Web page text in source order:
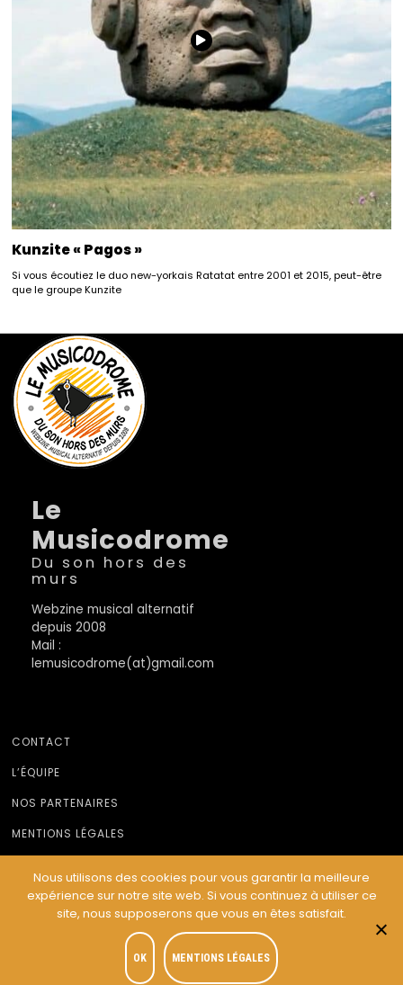
Kunzite « Pagos »
Si vous écoutiez le duo new-yorkais Ratatat entre 2001 et 2015, peut-être
que le groupe Kunzite
Le
Musicodrome
Du son hors des
murs
Webzine musical alternatif
depuis 2008
Mail :
lemusicodrome(at)gmail.com
CONTACT
L’ÉQUIPE
NOS PARTENAIRES
MENTIONS LÉGALES
© Le Musicodrome 2022 - Webdesign :Cereal Concept
Nous utilisons des cookies pour vous garantir la meilleure
expérience sur notre site web. Si vous continuez à utiliser ce
site, nous supposerons que vous en êtes satisfait.
OK MENTIONS LÉGALES